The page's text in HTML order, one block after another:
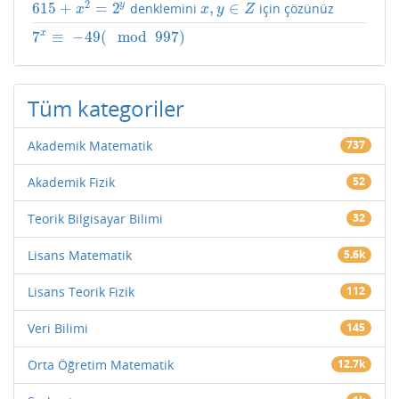
615 + x2 = 2y
615+ x2 =2y denkleminix, y ∈ Z
x,y ∈ Z için çözünüz
7x ≡ −49( mod 997)
7x −49(mod997)
Tüm kategoriler
Akademik Matematik 737
Akademik Fizik 52
Teorik Bilgisayar Bilimi 32
Lisans Matematik 5.6k
Lisans Teorik Fizik 112
Veri Bilimi 145
Orta Öğretim Matematik 12.7k